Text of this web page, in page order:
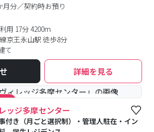
月分／契約時お預り
用 17分 4200m
京王永山駅 徒歩8分
て
詳細を見る
中 #食事付き #女性専用フロアあり
ッジ多摩センター
付き（月ごと選択制）・管理人駐在・イン